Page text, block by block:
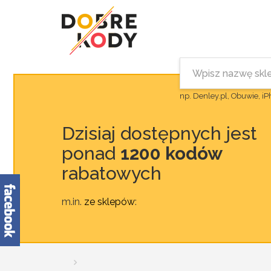
np. Denley.pl, Obuwie,
Dzisiaj dostępnych jest
ponad 1200 kodów
rabatowych
m.in. ze sklepów: